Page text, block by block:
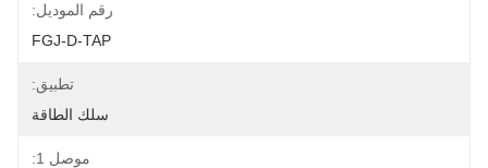
رقم الموديل:
FGJ-D-TAP
تطبيق:
سلك الطاقة
موصل 1: